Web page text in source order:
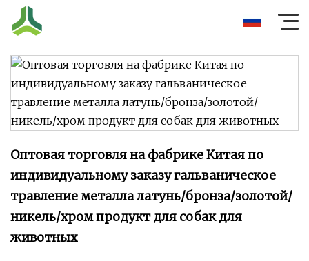
Оптовая торговля на фабрике Китая по
индивидуальному заказу гальваническое
травление металла латунь/бронза/золотой/
никель/хром продукт для собак для
животных